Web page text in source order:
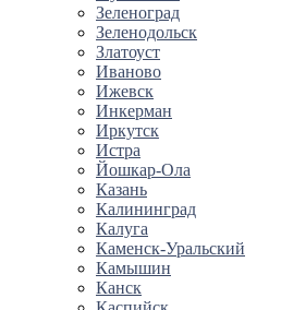
Зеленоград
Зеленодольск
Златоуст
Иваново
Ижевск
Инкерман
Иркутск
Истра
Йошкар-Ола
Казань
Калининград
Калуга
Каменск-Уральский
Камышин
Канск